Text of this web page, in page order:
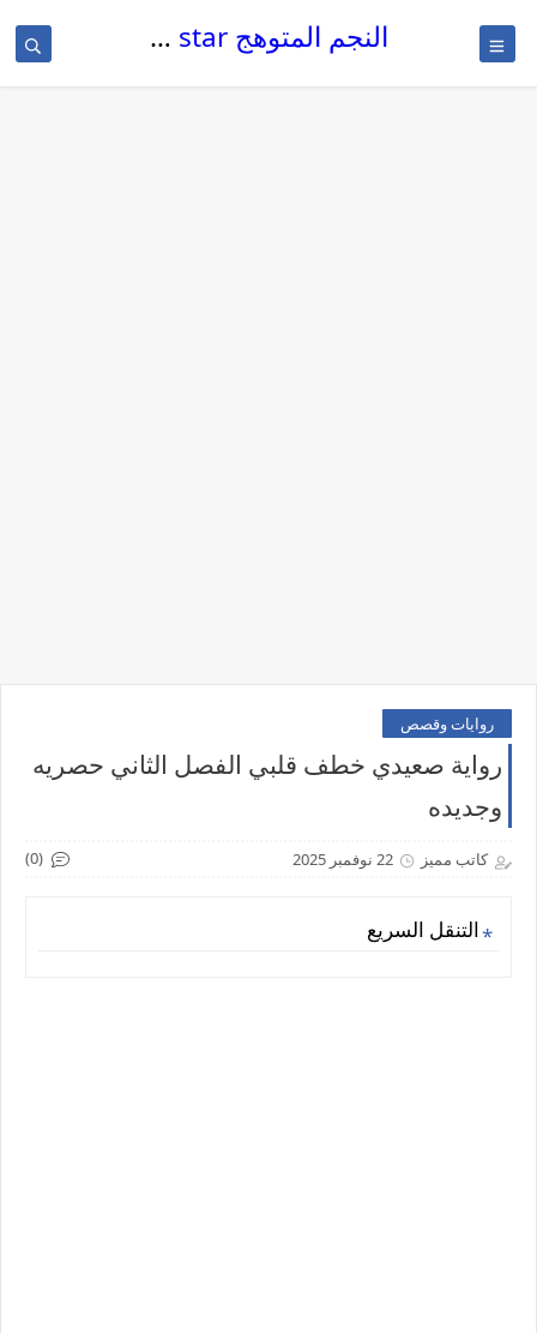
النجم المتوهج The glowing star
روايات وقصص
رواية صعيدي خطف قلبي الفصل الثاني حصريه
وجديده
كاتب مميز 22 نوفمبر 2025 (0)
التنقل السريع